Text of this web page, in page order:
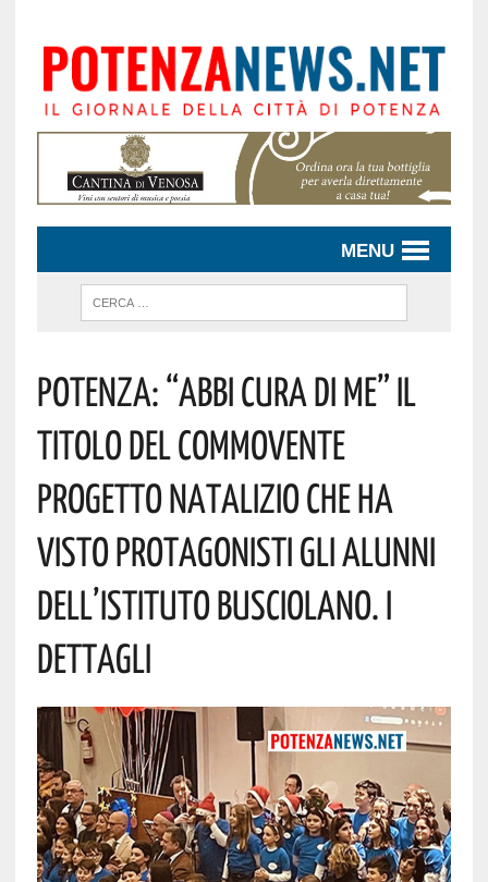
MENU
Potenza: “Abbi Cura Di Me” Il
Titolo Del Commovente
Progetto Natalizio Che Ha
Visto Protagonisti Gli Alunni
Dell’Istituto Busciolano. I
Dettagli